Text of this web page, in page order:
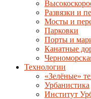
Развязки и
Мосты и
Парковки
Порты и
Канатные
Технологии
«Зелёные»
Урбанистика
Институт